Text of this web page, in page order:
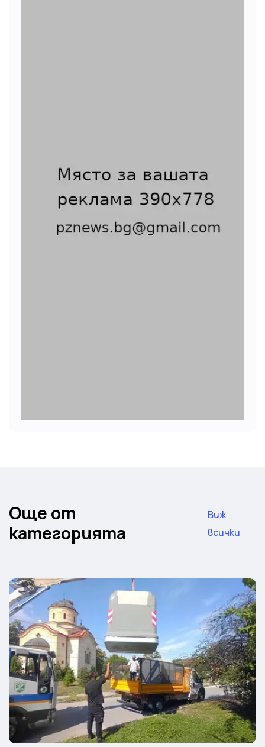
Още от
категорията
Виж
всички